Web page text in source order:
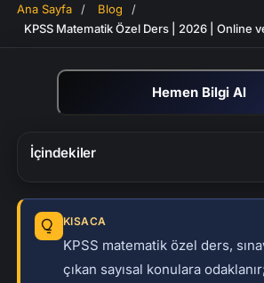
Ana Sayfa / Blog
/
KPSS Matematik Özel Ders | 2026 | Online
Hemen Bilgi Al
İçindekiler
KPSS Maratonunda Stratejik Başarı
KPSS Dersleri Nasıl İşleniyor?
Videolu Çözüm: KPSS Yüzde
KPSS Lisans Matematik Özel Ders
KISACA
KPSS matematik özel ders,
çıkan sayısal konulara